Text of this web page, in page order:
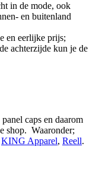
in de mode, ook
en buitenland
en eerlijke prijs;
achterzijde kun je de
caps en daarom
shop. Waaronder;
KING Apparel, Reell.